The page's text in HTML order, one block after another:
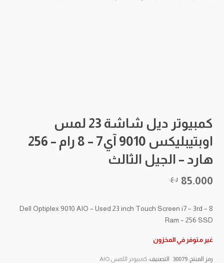
كمبيوتر ديل شاشة 23 لمس
اوبتيبليكس 9010 آي7 – 8 رام – 256
هارد – الجيل الثالث
85.000 ر.ع.
Dell Optiplex 9010 AIO – Used 23 inch Touch Screen i7 – 3rd – 8
Ram – 256 SSD
غير متوفر في المخزون
رمز المنتج:30079 التصنيف: كمبيوتر اللمس AIO